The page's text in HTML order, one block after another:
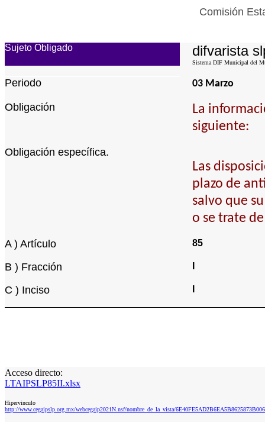
Comisión
Sujeto Obligado difvarista
Sistema DIF Municipal del
Periodo 03 Marzo
Obligación
La
siguiente:
Obligación específica.
Las
plazo de
salvo que
o se trate
A ) Artículo 85
B ) Fracción
C ) Inciso
Acceso directo:
LTAIPSLP85II.xlsx
Hipervinculo
http://www.cegaipslp.org.mx/webcegaip2021N.nsf/nombre_de_la_vista/